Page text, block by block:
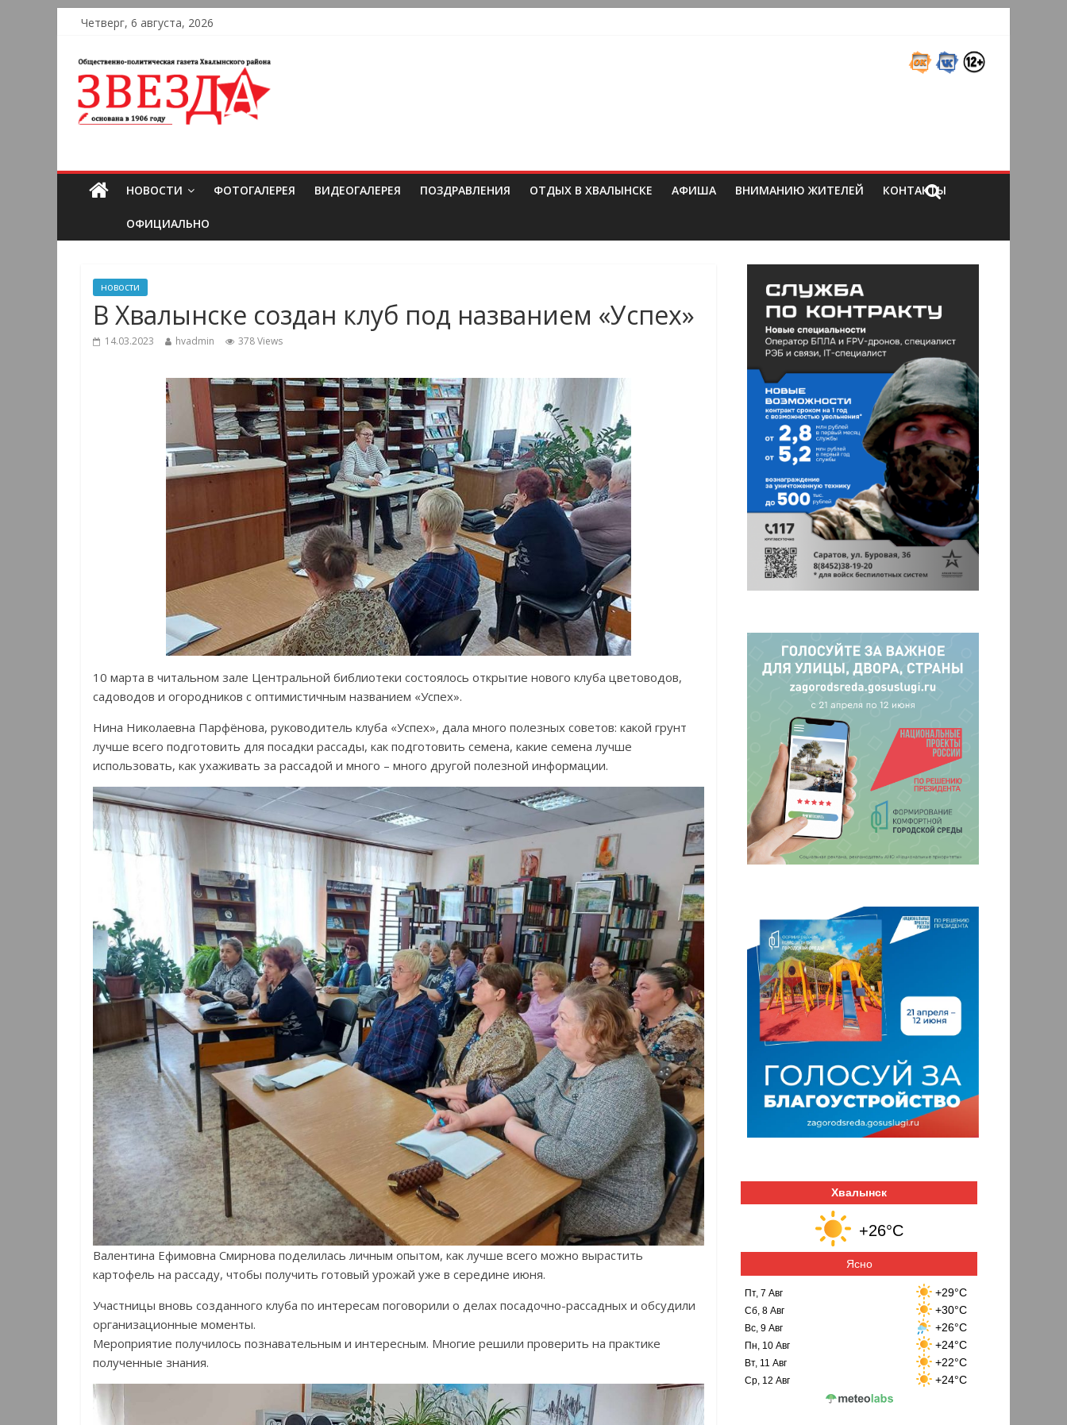
Четверг, 6 августа, 2026
НОВОСТИ ФОТОГАЛЕРЕЯ ВИДЕОГАЛЕРЕЯ ПОЗДРАВЛЕНИЯ ОТДЫХ В ХВАЛЫНСКЕ АФИША ВНИМАНИЮ ЖИТЕЛЕЙ КОНТАКТЫ
ОФИЦИАЛЬНО
новости
В Хвалынске создан клуб под названием «Успех»
14.03.2023 hvadmin 378 Views
10 марта в читальном зале Центральной библиотеки состоялось открытие нового клуба цветоводов,
садоводов и огородников с оптимистичным названием «Успех».
Нина Николаевна Парфёнова, руководитель клуба «Успех», дала много полезных советов: какой грунт
лучше всего подготовить для посадки рассады, как подготовить семена, какие семена лучше
использовать, как ухаживать за рассадой и много – много другой полезной информации.
Валентина Ефимовна Смирнова поделилась личным опытом, как лучше всего можно вырастить
картофель на рассаду, чтобы получить готовый урожай уже в середине июня.
Участницы вновь созданного клуба по интересам поговорили о делах посадочно-рассадных и обсудили
организационные моменты.
Мероприятие получилось познавательным и интересным. Многие решили проверить на практике
полученные знания.
Хвалынск
+26°C
Ясно
Пт, 7 Авг +29°C
Сб, 8 Авг +30°C
Вс, 9 Авг +26°C
Пн, 10 Авг +24°C
Вт, 11 Авг +22°C
Ср, 12 Авг +24°C